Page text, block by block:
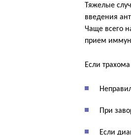
Тяжелые
введения
Чаще всего
прием
Если
При
Если